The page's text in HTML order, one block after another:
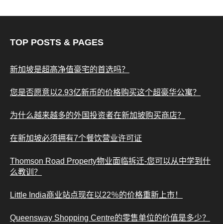
TOP POSTS & PAGES
新加坡是超高净值豪宅的首选吗？
您是否愿意以2.93亿新币的价格购买这个超豪华公寓？
为什么越来越多的外国投资者在新加坡购买商店？
在新加坡必须拥有7个餐饮营业许可证
Thomson Road Property物业面临拆迁-您可以从中学到什
么教训？
Little India商业站点现在以22％的价格重新上市！
Queensway Shopping Centre的零售单位的价值是多少？